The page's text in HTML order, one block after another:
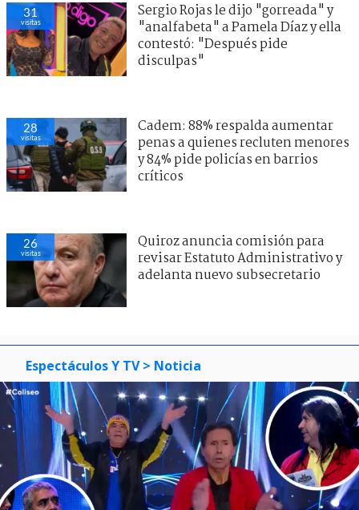
31
visitas
Sergio Rojas le dijo "gorreada" y
"analfabeta" a Pamela Díaz y ella
contestó: "Después pide
disculpas"
28
visitas
Cadem: 88% respalda aumentar
penas a quienes recluten menores
y 84% pide policías en barrios
críticos
26
visitas
Quiroz anuncia comisión para
revisar Estatuto Administrativo y
adelanta nuevo subsecretario
Espectáculos Y TV > Noticia